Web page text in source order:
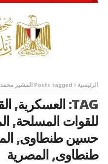
الرئيسية Posts tagged المشير محمد حسين طنطاوى
TAG: العسكرية,
للقوات المسلحة,
حسين طنطاوى,
طنطاوى,المصرية